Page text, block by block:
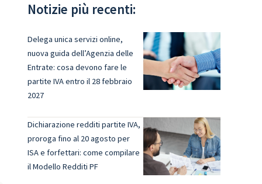
Notizie più recenti:
Delega unica servizi online,
nuova guida dell’Agenzia delle
Entrate: cosa devono fare le
partite IVA entro il 28 febbraio
2027
Dichiarazione redditi partite IVA,
proroga fino al 20 agosto per
ISA e forfettari: come compilare
il Modello Redditi PF